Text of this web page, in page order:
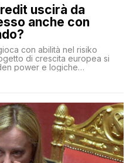
uscirà da
anche con
con abilità nel risiko
di crescita europea si
power e logiche
su Generali Andrea Orcel,